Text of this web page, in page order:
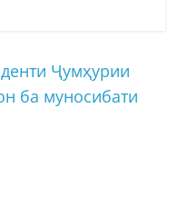
Ҷумҳурии
ба муносибати